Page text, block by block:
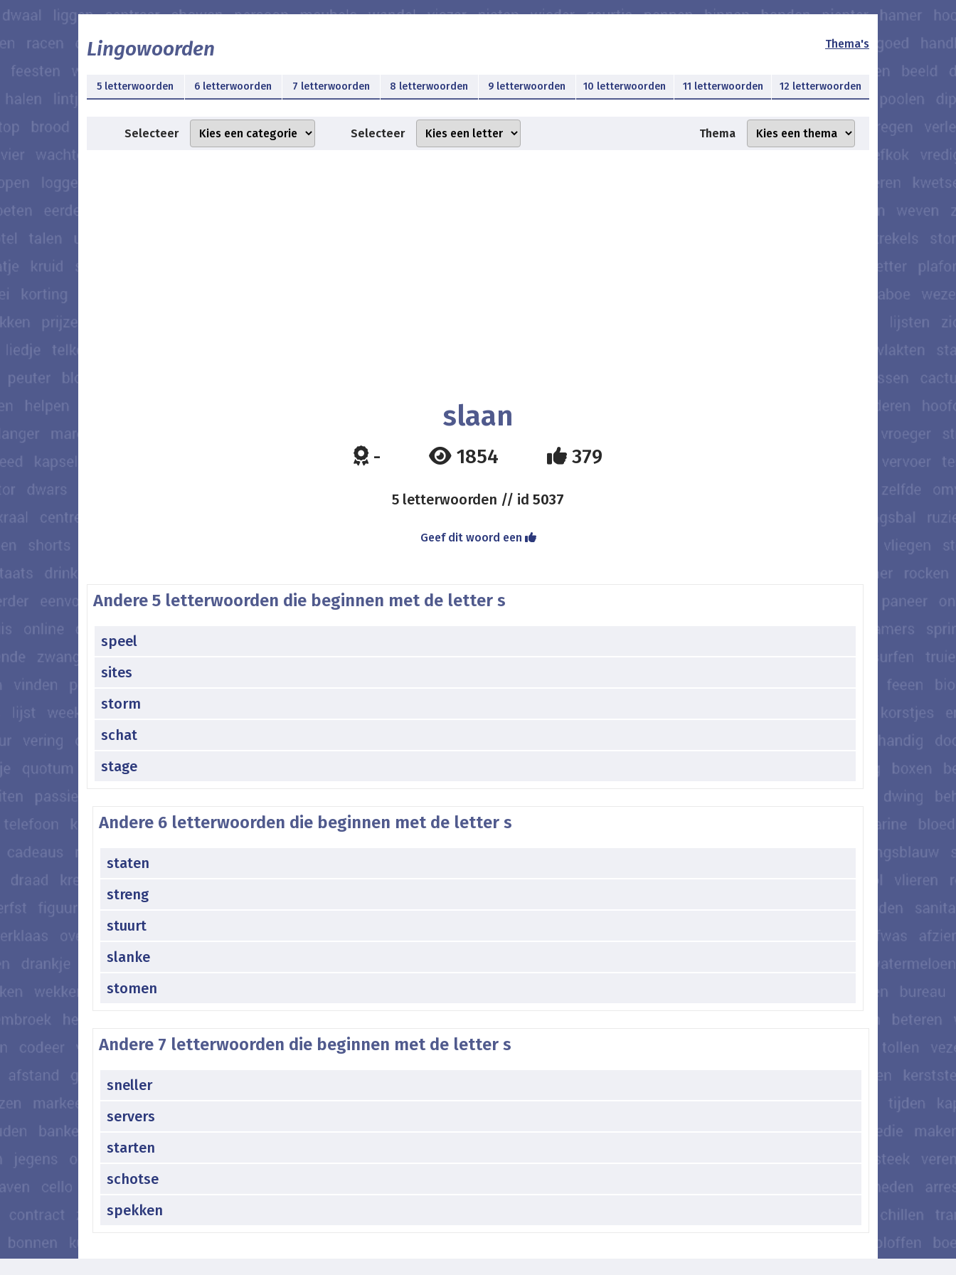
Lingowoorden Thema's
5 letterwoorden 6 letterwoorden 7 letterwoorden 8 letterwoorden 9 letterwoorden 10 letterwoorden 11 letterwoorden 12 letterwoorden
Selecteer Selecteer Thema
slaan
- 1854 379
5 letterwoorden // id 5037
Geef dit woord een
Andere 5 letterwoorden die beginnen met de letter s
speel
sites
storm
schat
stage
Andere 6 letterwoorden die beginnen met de letter s
staten
streng
stuurt
slanke
stomen
Andere 7 letterwoorden die beginnen met de letter s
sneller
servers
starten
schotse
spekken